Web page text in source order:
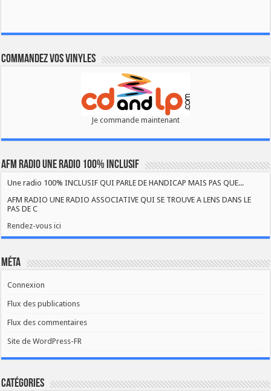
Commandez vos vinyles
Je commande maintenant
AFM RADIO UNE RADIO 100% INCLUSIF
Une radio 100% INCLUSIF QUI PARLE DE HANDICAP MAIS PAS QUE...
AFM RADIO UNE RADIO ASSOCIATIVE QUI SE TROUVE A LENS DANS LE
PAS DE C
Rendez-vous ici
Méta
Connexion
Flux des publications
Flux des commentaires
Site de WordPress-FR
Catégories